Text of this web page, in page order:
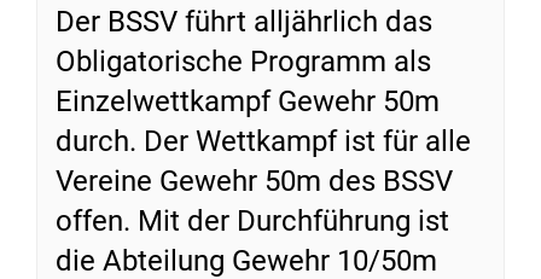
Der BSSV führt alljährlich das
Obligatorische Programm als
Einzelwettkampf Gewehr 50m
durch. Der Wettkampf ist für alle
Vereine Gewehr 50m des BSSV
offen. Mit der Durchführung ist
die Abteilung Gewehr 10/50m